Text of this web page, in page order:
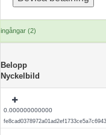
ingångar (2)
Belopp
Nyckelbild
0.000000000000